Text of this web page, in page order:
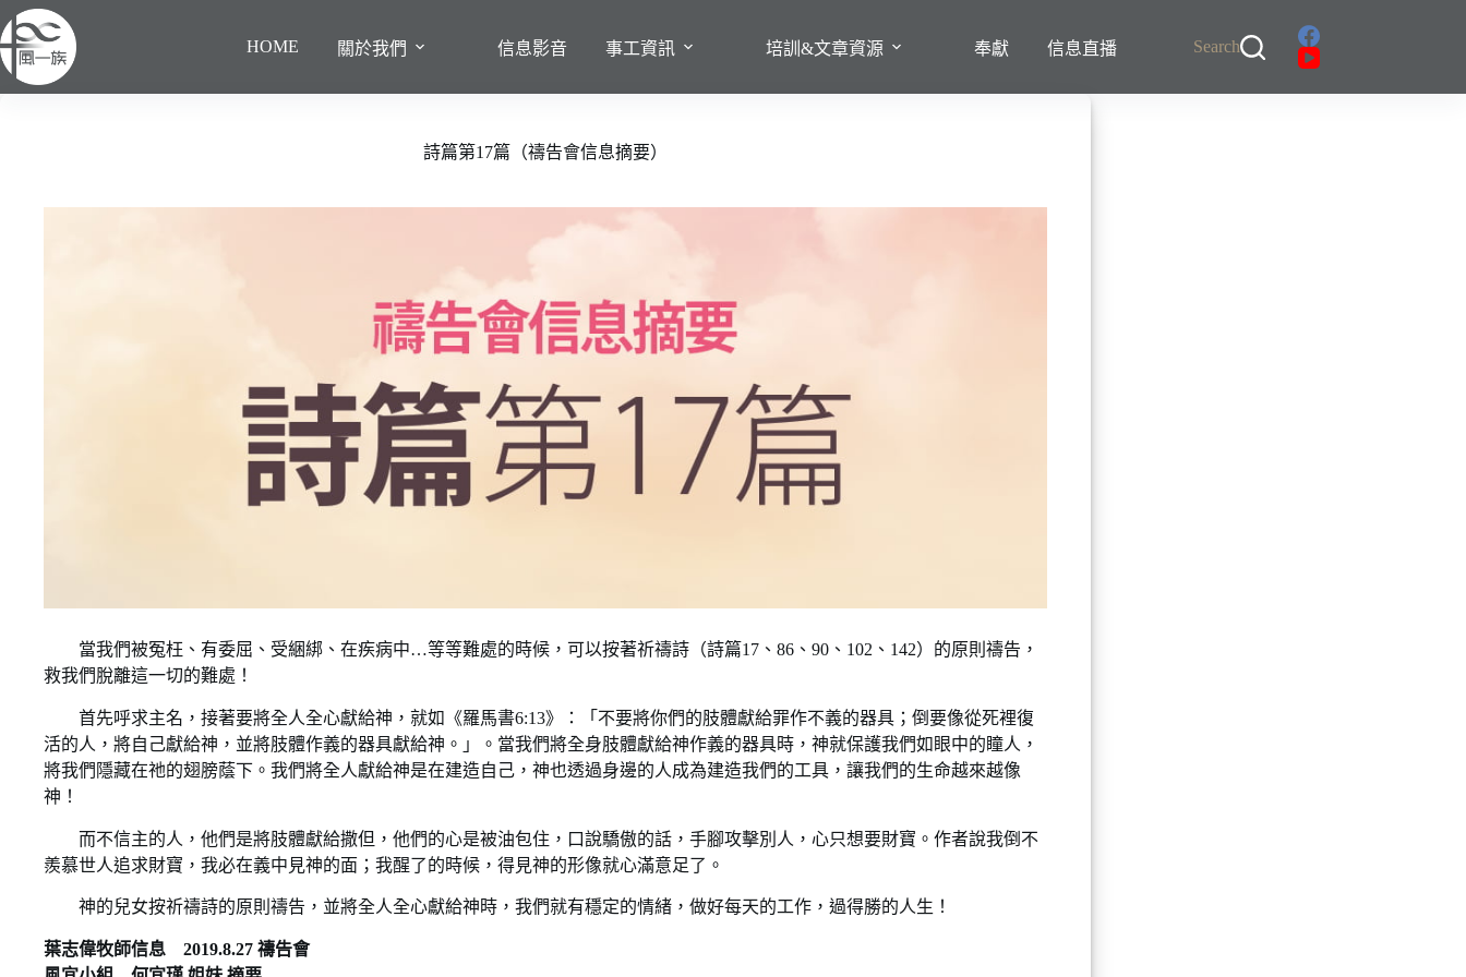
至
主
要
HOME 關於我們 信息影音 事工資訊 培訓&文章資源 奉獻 信息直播 Search
詩篇第17篇（禱告會信息摘要）
當我們被冤枉、有委屈、受綑綁、在疾病中…等等難處的時候，可以按著祈禱詩（詩篇17、86、90、102、142）的原則禱告，
救我們脫離這一切的難處！
首先呼求主名，接著要將全人全心獻給神，就如《羅馬書6:13》：「不要將你們的肢體獻給罪作不義的器具；倒要像從死裡復
活的人，將自己獻給神，並將肢體作義的器具獻給神。」。當我們將全身肢體獻給神作義的器具時，神就保護我們如眼中的瞳人，
將我們隱藏在祂的翅膀蔭下。我們將全人獻給神是在建造自己，神也透過身邊的人成為建造我們的工具，讓我們的生命越來越像
神！
而不信主的人，他們是將肢體獻給撒但，他們的心是被油包住，口說驕傲的話，手腳攻擊別人，心只想要財寶。作者說我倒不
羨慕世人追求財寶，我必在義中見神的面；我醒了的時候，得見神的形像就心滿意足了。
神的兒女按祈禱詩的原則禱告，並將全人全心獻給神時，我們就有穩定的情緒，做好每天的工作，過得勝的人生！
葉志偉牧師信息 2019.8.27 禱告會